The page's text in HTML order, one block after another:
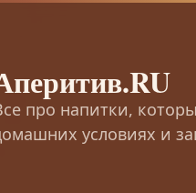
про напитки,
условиях и